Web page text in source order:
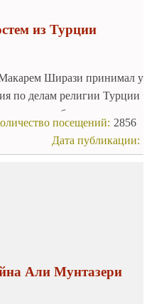
из Турции
Ширази принимал у
по делам религии Турции
с рабочим визитом в
2856
посещений:
Дата публикации:
Али Мунтазери